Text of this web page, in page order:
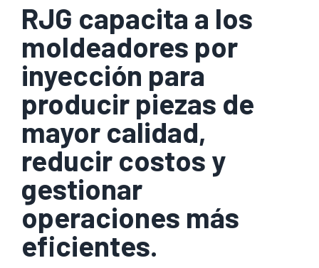
RJG capacita a los
moldeadores por
inyección para
producir piezas de
mayor calidad,
reducir costos y
gestionar
operaciones más
eficientes.